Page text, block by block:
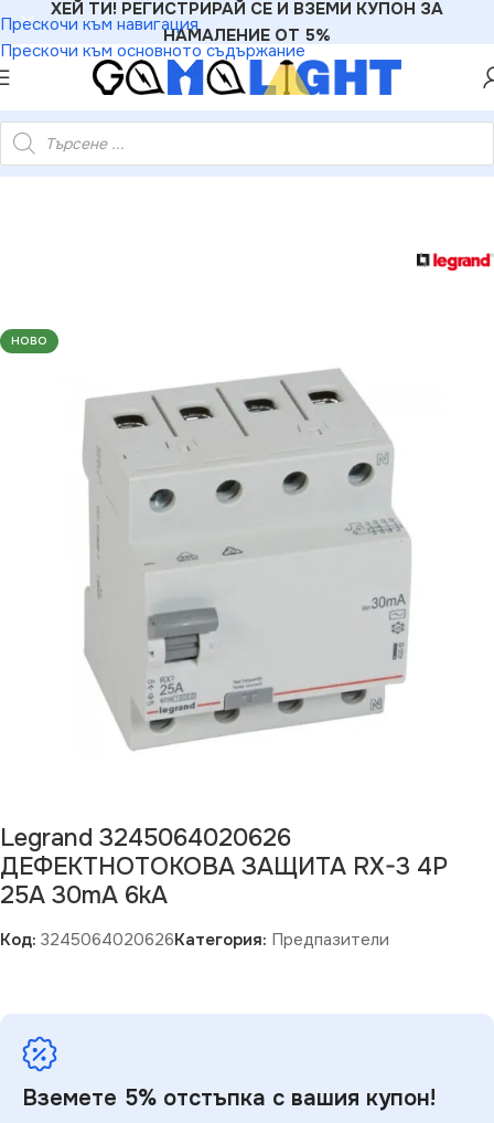
Прескочи към навигация
Прескочи към основното съдържание
ХЕЙ ТИ! РЕГИСТРИРАЙ СЕ И ВЗЕМИ КУПОН ЗА
НАМАЛЕНИЕ ОТ 5%
ДЕФЕКТНОТОКОВА ЗАЩИТА RX-3 4Р 25А 30mA 6kA
НОВО
Legrand 3245064020626
ДЕФЕКТНОТОКОВА ЗАЩИТА RX-3 4Р
25А 30mA 6kA
Код: 3245064020626Категория: Предпазители
Вземете 5% отстъпка с вашия купон!